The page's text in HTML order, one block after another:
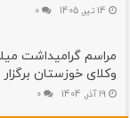
14 تیر, 1405 0
مراسم گرامیداشت
وکلای خوزستان
19 آذر, 1404 0